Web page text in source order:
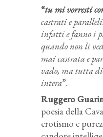
“tu mi vorresti
castrati e
infatti e fanno i
quando non li
mai castrata e
vado, ma tutta
intera”.
Ruggero
poesia della
erotismo e